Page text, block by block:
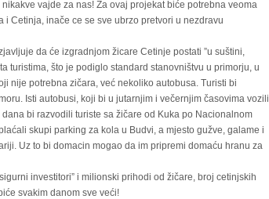
vajde za nas! Za ovaj projekat biće potrebna veoma
Cetinja, inače ce se sve ubrzo pretvori u nezdravu
da će izgradnjom žicare Cetinje postati ”u suštini,
turistima, što je podiglo standard stanovništvu u primorju, u
nije potrebna zičara, već nekoliko autobusa. Turisti bi
Isti autobusi, koji bi u jutarnjim i večernjim časovima vozili
bi razvodili turiste sa žičare od Kuka po Nacionalnom
skupi parking za kola u Budvi, a mjesto gužve, galame i
Uz to bi domacin mogao da im pripremi domaću hranu za
investitori” i milionski prihodi od žičare, broj cetinjskih
svakim danom sve veći!